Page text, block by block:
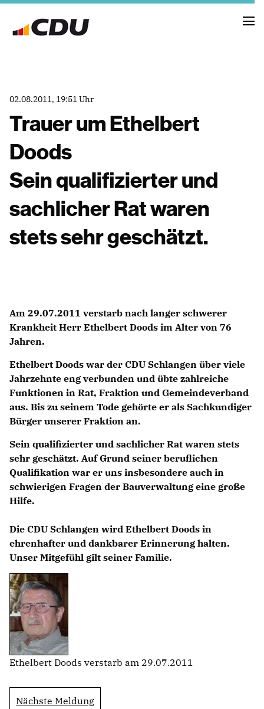
RAT
AUSSCHÜSSE & DRITTORGANISATIONEN
Mitglied werden
SPENDEN
02.08.2011, 19:51 Uhr
Trauer um Ethelbert
Doods
Sein qualifizierter und
sachlicher Rat waren
stets sehr geschätzt.
Am 29.07.2011 verstarb nach langer schwerer
Krankheit Herr Ethelbert Doods im Alter von 76
Jahren.
Ethelbert Doods war der CDU Schlangen über viele
Jahrzehnte eng verbunden und übte zahlreiche
Funktionen in Rat, Fraktion und Gemeindeverband
aus. Bis zu seinem Tode gehörte er als Sachkundiger
Bürger unserer Fraktion an.
Sein qualifizierter und sachlicher Rat waren stets
sehr geschätzt. Auf Grund seiner beruflichen
Qualifikation war er uns insbesondere auch in
schwierigen Fragen der Bauverwaltung eine große
Hilfe.
Die CDU Schlangen wird Ethelbert Doods in
ehrenhafter und dankbarer Erinnerung halten.
Unser Mitgefühl gilt seiner Familie.
Ethelbert Doods verstarb am 29.07.2011
Nächste Meldung